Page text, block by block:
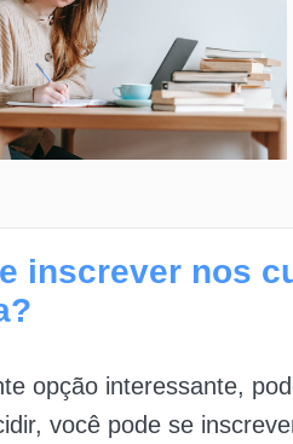
inscrever nos
opção interessante,
você pode se